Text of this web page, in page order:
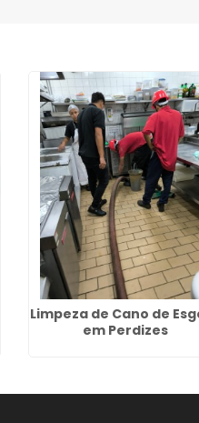
Limpeza de Cano de
em Perdizes